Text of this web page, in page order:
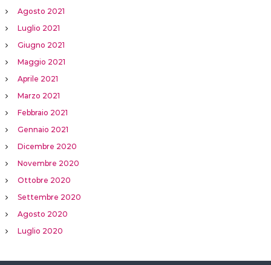
Agosto 2021
Luglio 2021
Giugno 2021
Maggio 2021
Aprile 2021
Marzo 2021
Febbraio 2021
Gennaio 2021
Dicembre 2020
Novembre 2020
Ottobre 2020
Settembre 2020
Agosto 2020
Luglio 2020